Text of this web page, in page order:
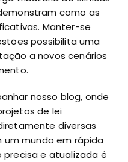
como as
Manter-se
possibilita uma
a novos cenários
nosso blog, onde
de lei
diversas
um mundo em rápida
e atualizada é